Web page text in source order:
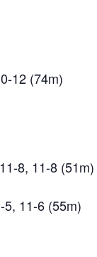
12 (74m)
8, 11-8 (51m)
11-6 (55m)